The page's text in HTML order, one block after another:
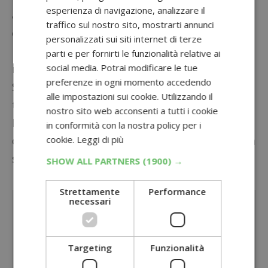
a
profumatopulitorimborsato@segreteriapr
omozioni.it.
Per ulteriori dettagli, ti invito a consultare il
regolamento completo dell’iniziativa.
Se ami le promozioni con rimborso, scopri
tutti i
cashback e provami gratis su
DimmiCosaCerchi: ti spiego passo dopo passo
come richiedere il rimborso e risparmiare sulla
spesa.
Sponsorizzato:
esperienza di navigazione, analizzare il
traffico sul nostro sito, mostrarti annunci
personalizzati sui siti internet di terze
parti e per fornirti le funzionalità relative ai
social media. Potrai modificare le tue
preferenze in ogni momento accedendo
alle impostazioni sui cookie. Utilizzando il
nostro sito web acconsenti a tutti i cookie
in conformità con la nostra policy per i
cookie. Leggi di più
SHOW ALL PARTNERS (1900) →
Strettamente
necessari
Performance
Targeting Funzionalità